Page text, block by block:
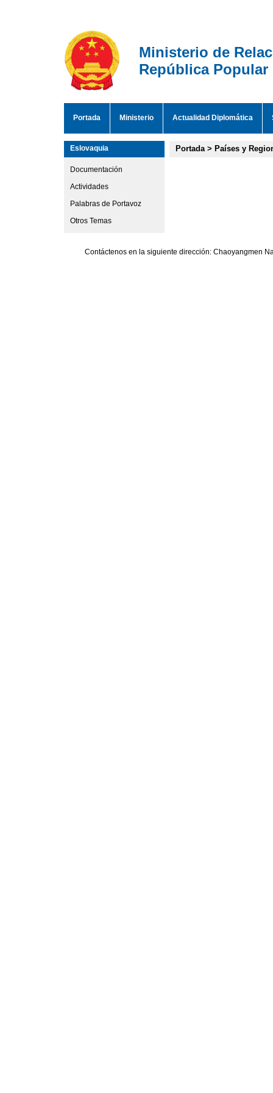
Ministerio de
República Popular
Portada Ministerio Actualidad Diplomática
Eslovaquia
Documentación
Actividades
Palabras de Portavoz
Otros Temas
Portada> Países y
Contáctenos en la siguiente dirección: Chaoyangmen